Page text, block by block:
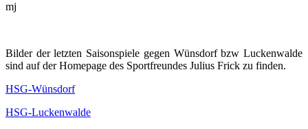
mj
Bilder der letzten Saisonspiele gegen Wünsdorf bzw Luckenwalde
sind auf der Homepage des Sportfreundes Julius Frick zu finden.
HSG-Wünsdorf
HSG-Luckenwalde